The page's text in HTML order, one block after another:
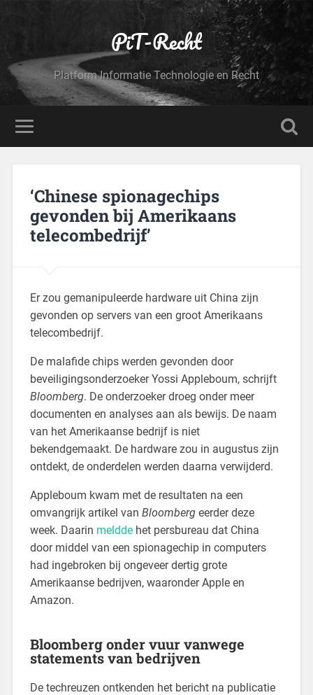
PiT-Recht
Platform Informatie Technologie en Recht
‘Chinese spionagechips
gevonden bij Amerikaans
telecombedrijf’
Er zou gemanipuleerde hardware uit China zijn
gevonden op servers van een groot Amerikaans
telecombedrijf.
De malafide chips werden gevonden door
beveiligingsonderzoeker Yossi Appleboum, schrijft
Bloomberg. De onderzoeker droeg onder meer
documenten en analyses aan als bewijs. De naam
van het Amerikaanse bedrijf is niet
bekendgemaakt. De hardware zou in augustus zijn
ontdekt, de onderdelen werden daarna verwijderd.
Appleboum kwam met de resultaten na een
omvangrijk artikel van Bloombergeerder deze
week. Daarin melddehet persbureau dat China
door middel van een spionagechip in computers
had ingebroken bij ongeveer dertig grote
Amerikaanse bedrijven, waaronder Apple en
Amazon.
Bloomberg onder vuur vanwege
statements van bedrijven
De techreuzen ontkenden het bericht na publicatie